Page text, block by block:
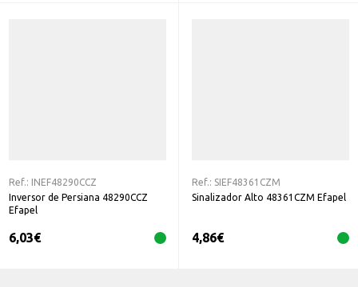
Ref.: INEF48290CCZ
Inversor de Persiana 48290CCZ
Efapel
6,03€
Ref.: SIEF48361CZM
Sinalizador Alto 48361CZM Efapel
4,86€